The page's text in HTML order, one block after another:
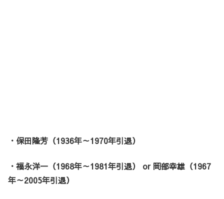
・保田隆芳（1936年～1970年引退）
・福永洋一（1968年～1981年引退） or 岡部幸雄（1967
年～2005年引退）